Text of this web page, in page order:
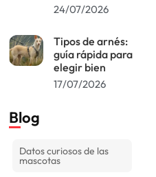
24/07/2026
Tipos de arnés:
guía rápida para
elegir bien
17/07/2026
Blog
Datos curiosos de las
mascotas